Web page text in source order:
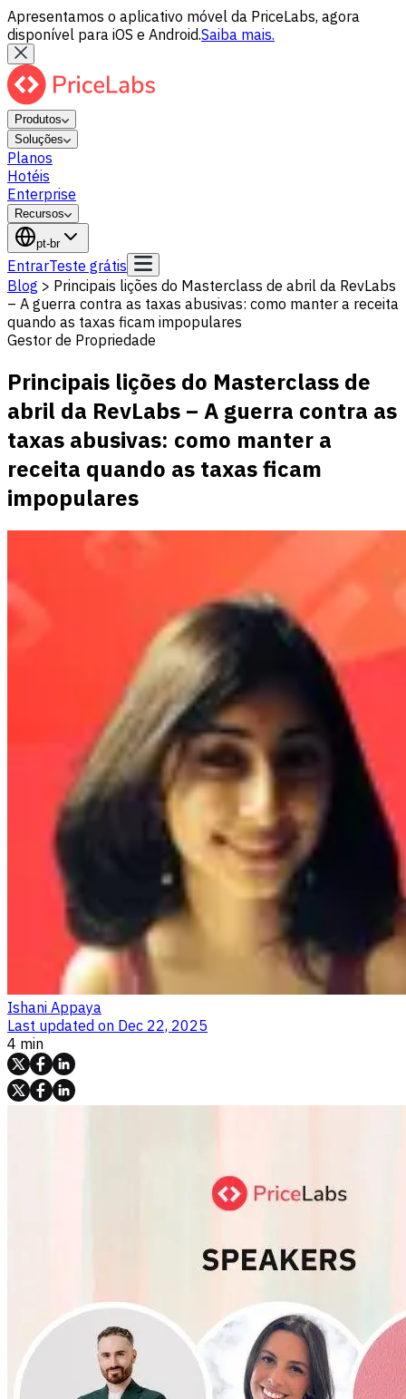
Apresentamos o aplicativo móvel da PriceLabs, agora
disponível para iOS e Android.Saiba mais.
Produtos
Soluções
Planos
Hotéis
Enterprise
Recursos
pt-br
EntrarTeste grátis
Blog > Principais lições do Masterclass de abril da RevLabs
– A guerra contra as taxas abusivas: como manter a receita
quando as taxas ficam impopulares
Gestor de Propriedade
Principais lições do Masterclass de
abril da RevLabs – A guerra contra as
taxas abusivas: como manter a
receita quando as taxas ficam
impopulares
Ishani Appaya
Last updated on Dec 22, 2025
4 min